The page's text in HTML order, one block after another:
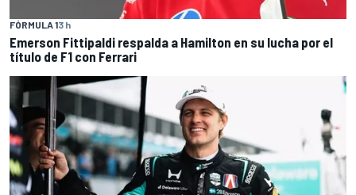
FÓRMULA 13 h
Emerson Fittipaldi respalda a Hamilton en su lucha por el
título de F1 con Ferrari